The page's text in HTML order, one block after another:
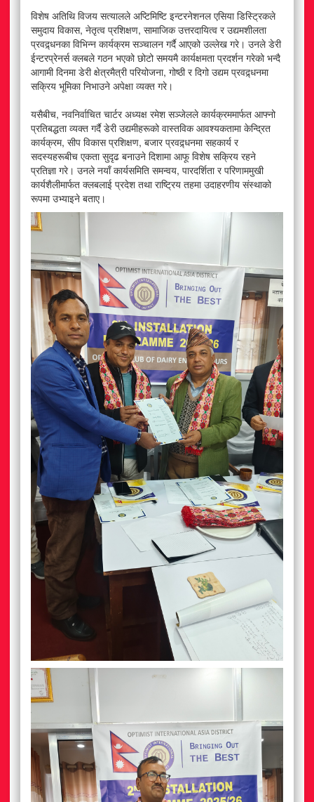
विशेष अतिथि विजय सत्यालले अप्टिमिष्टि इन्टरनेशनल एसिया डिस्ट्रिकले
समुदाय विकास, नेतृत्व प्रशिक्षण, सामाजिक उत्तरदायित्व र उद्यमशीलता
प्रवद्र्धनका विभिन्न कार्यक्रम सञ्चालन गर्दै आएको उल्लेख गरे। उनले डेरी
ईन्टरप्रेनर्स क्लबले गठन भएको छोटो समयमै कार्यक्षमता प्रदर्शन गरेको भन्दै
आगामी दिनमा डेरी क्षेत्रमैत्री परियोजना, गोष्ठी र दिगो उद्यम प्रवद्र्धनमा
सक्रिय भूमिका निभाउने अपेक्षा व्यक्त गरे।
यसैबीच, नवनिर्वाचित चार्टर अध्यक्ष रमेश सञ्जेलले कार्यक्रममार्फत आफ्नो
प्रतिबद्धता व्यक्त गर्दै डेरी उद्यमीहरूको वास्तविक आवश्यकतामा केन्द्रित
कार्यक्रम, सीप विकास प्रशिक्षण, बजार प्रवद्र्धनमा सहकार्य र
सदस्यहरूबीच एकता सुदृढ बनाउने दिशामा आफू विशेष सक्रिय रहने
प्रतिज्ञा गरे। उनले नयाँ कार्यसमिति समन्वय, पारदर्शिता र परिणाममुखी
कार्यशैलीमार्फत क्लबलाई प्रदेश तथा राष्ट्रिय तहमा उदाहरणीय संस्थाको
रूपमा उभ्याइने बताए।